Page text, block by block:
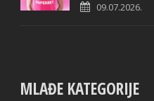
09.07.2026.
MLAĐE KATEGORIJE